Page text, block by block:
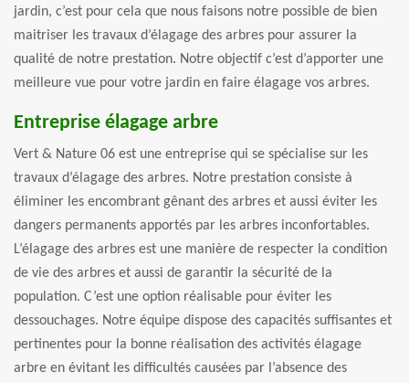
jardin, c’est pour cela que nous faisons notre possible de bien
maitriser les travaux d’élagage des arbres pour assurer la
qualité de notre prestation. Notre objectif c’est d’apporter une
meilleure vue pour votre jardin en faire élagage vos arbres.
Entreprise élagage arbre
Vert & Nature 06 est une entreprise qui se spécialise sur les
travaux d’élagage des arbres. Notre prestation consiste à
éliminer les encombrant gênant des arbres et aussi éviter les
dangers permanents apportés par les arbres inconfortables.
L’élagage des arbres est une manière de respecter la condition
de vie des arbres et aussi de garantir la sécurité de la
population. C’est une option réalisable pour éviter les
dessouchages. Notre équipe dispose des capacités suffisantes et
pertinentes pour la bonne réalisation des activités élagage
arbre en évitant les difficultés causées par l’absence des